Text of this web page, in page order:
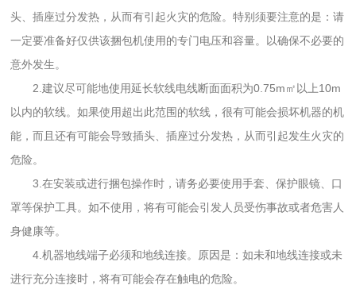
头、插座过分发热，从而有引起火灾的危险。特别须要注意的是：请
一定要准备好仅供该捆包机使用的专门电压和容量。以确保不必要的
意外发生。
2.建议尽可能地使用延长软线电线断面面积为0.75m㎡以上10m
以内的软线。如果使用超出此范围的软线，很有可能会损坏机器的机
能，而且还有可能会导致插头、插座过分发热，从而引起发生火灾的
危险。
3.在安装或进行捆包操作时，请务必要使用手套、保护眼镜、口
罩等保护工具。如不使用，将有可能会引发人员受伤事故或者危害人
身健康等。
4.机器地线端子必须和地线连接。原因是：如未和地线连接或未
进行充分连接时，将有可能会存在触电的危险。